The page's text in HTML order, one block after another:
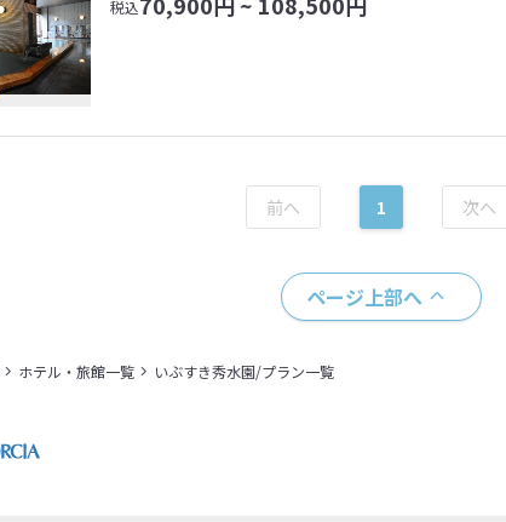
税込
1
ページ上部へ
ホテル・旅館一覧 いぶすき秀水園/プラン一覧